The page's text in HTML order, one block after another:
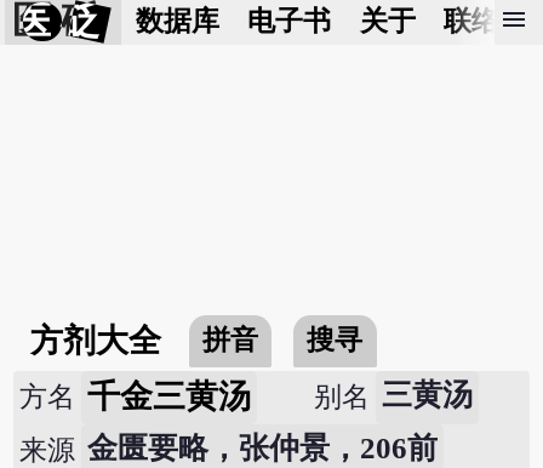
医 砭 数据库 电子书 关于 联络我
menu
方剂大全 拼音
搜寻
方名 千金三黄汤 别名 三黄汤
来源 金匮要略，张仲景，206前